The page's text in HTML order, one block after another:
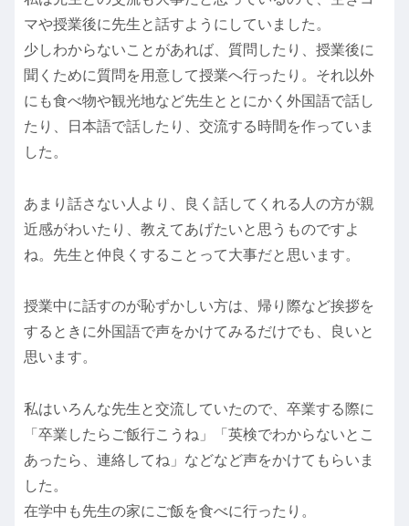
マや授業後に先生と話すようにしていました。
少しわからないことがあれば、質問したり、授業後に
聞くために質問を用意して授業へ行ったり。それ以外
にも食べ物や観光地など先生ととにかく外国語で話し
たり、日本語で話したり、交流する時間を作っていま
した。
あまり話さない人より、良く話してくれる人の方が親
近感がわいたり、教えてあげたいと思うものですよ
ね。先生と仲良くすることって大事だと思います。
授業中に話すのが恥ずかしい方は、帰り際など挨拶を
するときに外国語で声をかけてみるだけでも、良いと
思います。
私はいろんな先生と交流していたので、卒業する際に
「卒業したらご飯行こうね」「英検でわからないとこ
あったら、連絡してね」などなど声をかけてもらいま
した。
在学中も先生の家にご飯を食べに行ったり。